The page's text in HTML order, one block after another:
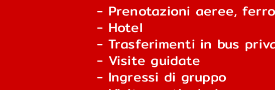
- Prenotazioni aeree,
- Hotel
- Trasferimenti in bus
- Visite guidate
- Ingressi di gruppo